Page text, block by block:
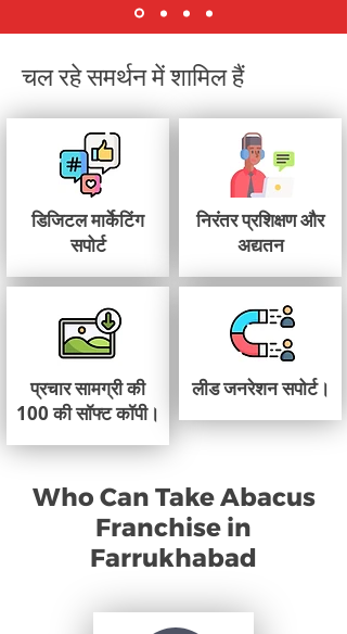
चल रहे समर्थन में शामिल हैं
डिजिटल मार्केटिंग
सपोर्ट
प्रचार सामग्री की
100 की सॉफ्ट कॉपी।
निरंतर प्रशिक्षण और
अद्यतन
लीड जनरेशन सपोर्ट।
Who Can Take Abacus
Franchise in
Farrukhabad